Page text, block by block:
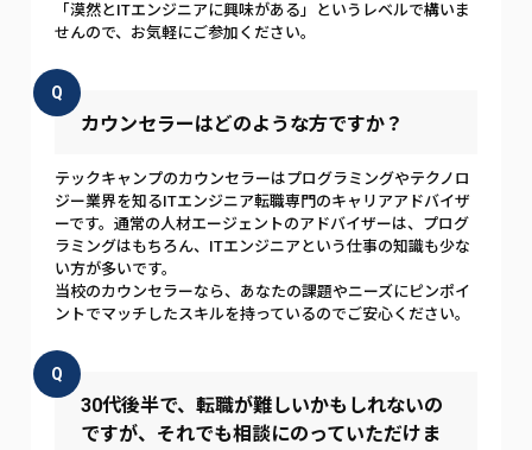
「漠然とITエンジニアに興味がある」というレベルで構いま
せんので、お気軽にご参加ください。
Q
カウンセラーはどのような方ですか？
テックキャンプのカウンセラーはプログラミングやテクノロ
ジー業界を知るITエンジニア転職専門のキャリアアドバイザ
ーです。通常の人材エージェントのアドバイザーは、プログ
ラミングはもちろん、ITエンジニアという仕事の知識も少な
い方が多いです。
当校のカウンセラーなら、あなたの課題やニーズにピンポイ
ントでマッチしたスキルを持っているのでご安心ください。
Q
30代後半で、転職が難しいかもしれないの
ですが、それでも相談にのっていただけま